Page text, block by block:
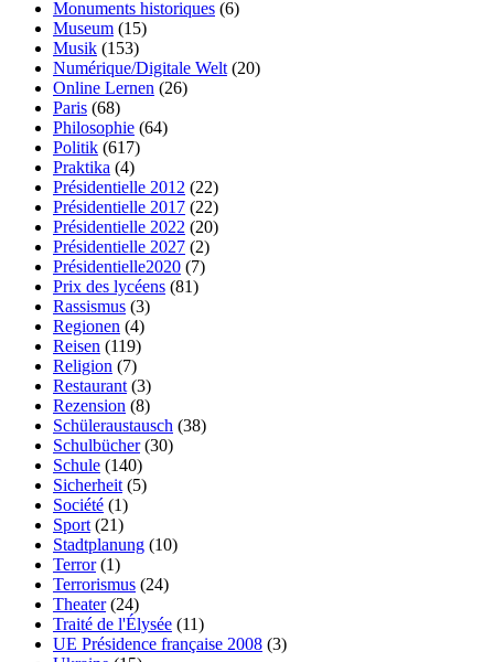
Monuments historiques (6)
Museum (15)
Musik (153)
Numérique/Digitale Welt (20)
Online Lernen (26)
Paris (68)
Philosophie (64)
Politik (617)
Praktika (4)
Présidentielle 2012 (22)
Présidentielle 2017 (22)
Présidentielle 2022 (20)
Présidentielle 2027 (2)
Présidentielle2020 (7)
Prix des lycéens (81)
Rassismus (3)
Regionen (4)
Reisen (119)
Religion (7)
Restaurant (3)
Rezension (8)
Schüleraustausch (38)
Schulbücher(30)
Schule (140)
Sicherheit (5)
Société (1)
Sport (21)
Stadtplanung (10)
Terror(1)
Terrorismus (24)
Theater(24)
Traité de l'Élysée (11)
UE Présidence française 2008 (3)